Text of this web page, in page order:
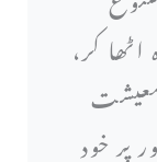
کر،
پر خود